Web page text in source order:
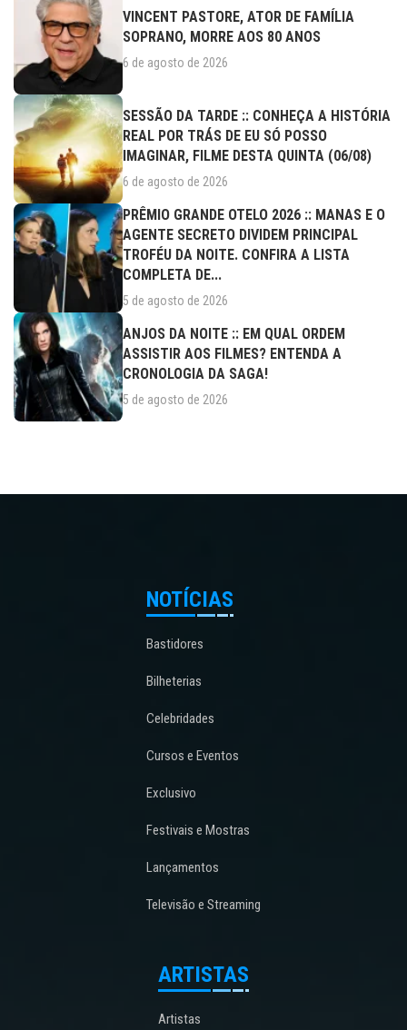
VINCENT PASTORE, ATOR DE FAMÍLIA
SOPRANO, MORRE AOS 80 ANOS
6 de agosto de 2026
SESSÃO DA TARDE :: CONHEÇA A HISTÓRIA
REAL POR TRÁS DE EU SÓ POSSO
IMAGINAR, FILME DESTA QUINTA (06/08)
6 de agosto de 2026
PRÊMIO GRANDE OTELO 2026 :: MANAS E O
AGENTE SECRETO DIVIDEM PRINCIPAL
TROFÉU DA NOITE. CONFIRA A LISTA
COMPLETA DE...
5 de agosto de 2026
ANJOS DA NOITE :: EM QUAL ORDEM
ASSISTIR AOS FILMES? ENTENDA A
CRONOLOGIA DA SAGA!
5 de agosto de 2026
NOTÍCIAS
Bastidores
Bilheterias
Celebridades
Cursos e Eventos
Exclusivo
Festivais e Mostras
Lançamentos
Televisão e Streaming
ARTISTAS
Artistas